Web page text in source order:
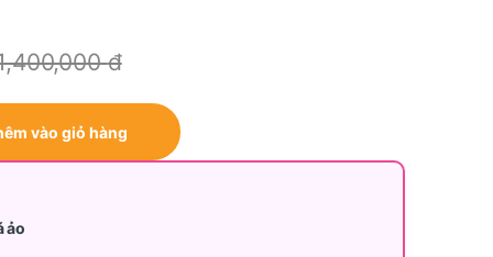
đ
vào giỏ hàng
ảo